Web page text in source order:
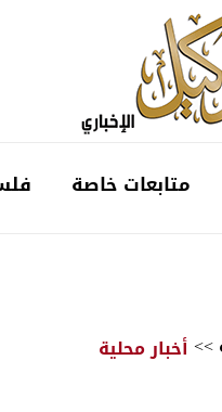
متابعات خاصة
>>أخبار محلية